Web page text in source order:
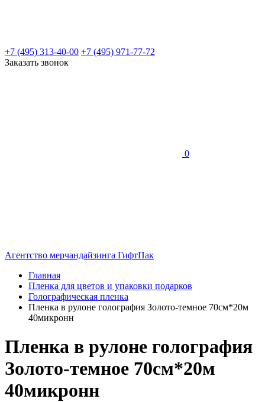
+7 (495) 313-40-00 +7 (495) 971-77-72
Заказать звонок
0
Агентство мерчандайзинга ГифтПак
Главная
Пленка для цветов и упаковки подарков
Голографическая пленка
Пленка в рулоне голография Золото-темное 70см*20м
40микронн
Пленка в рулоне голография
Золото-темное 70см*20м
40микронн